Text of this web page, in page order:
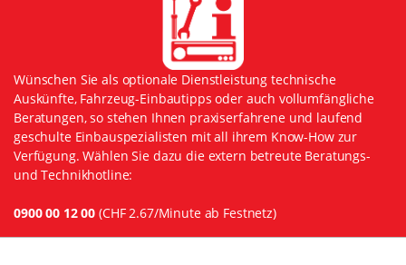
Wünschen Sie als optionale Dienstleistung technische
Auskünfte, Fahrzeug-Einbautipps oder auch vollumfängliche
Beratungen, so stehen Ihnen praxiserfahrene und laufend
geschulte Einbauspezialisten mit all ihrem Know-How zur
Verfügung. Wählen Sie dazu die extern betreute Beratungs-
und Technikhotline:
0900 00 12 00 (CHF 2.67/Minute ab Festnetz)